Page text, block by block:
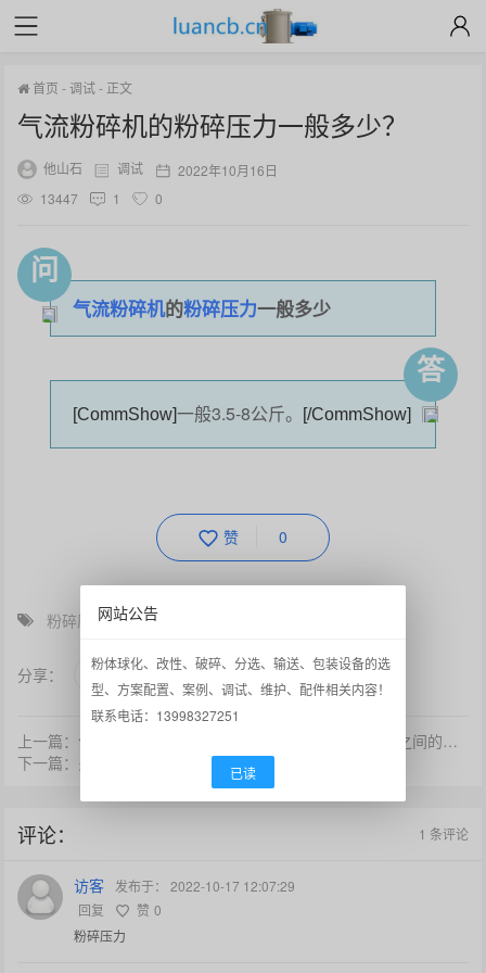
首页 -调试- 正文
气流粉碎机的粉碎压力一般多少？
他山石 调试
2022年10月16日
13447
1 0
问
气流粉碎机的粉碎压力一般多少
[CommShow]一般3.5-8公斤。 [/CommShow]
答
赞 0
粉碎压力
分享：
上一篇：气流粉碎机（气流分级机）的反冲气套和分级轮之间的间隙一般多少？
下一篇：火焰法制备球形硅微粉
评论： 1 条评论
访客 发布于：2022-10-17 12:07:29
回复
赞 0
粉碎压力
网站公告
粉体球化、改性、破碎、分选、输送、包装设备的选
型、方案配置、案例、调试、维护、配件相关内容！
联系电话：13998327251
已读